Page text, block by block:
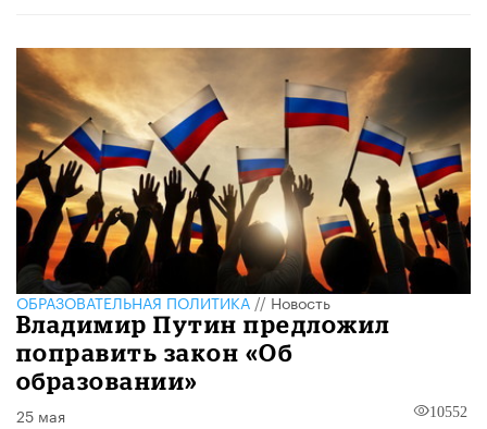
ОБРАЗОВАТЕЛЬНАЯ ПОЛИТИКА//Новость
Владимир Путин предложил
поправить закон «Об
образовании»
25 мая 10552